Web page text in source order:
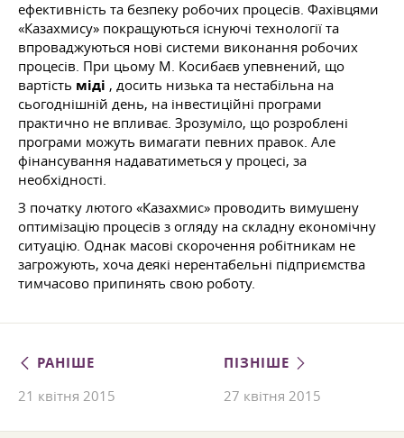
ефективність та безпеку робочих процесів. Фахівцями
«Казахмису» покращуються існуючі технології та
впроваджуються нові системи виконання робочих
процесів. При цьому М. Косибаєв упевнений, що
вартість міді , досить низька та нестабільна на
сьогоднішній день, на інвестиційні програми
практично не впливає. Зрозуміло, що розроблені
програми можуть вимагати певних правок. Але
фінансування надаватиметься у процесі, за
необхідності.
З початку лютого «Казахмис» проводить вимушену
оптимізацію процесів з огляду на складну економічну
ситуацію. Однак масові скорочення робітникам не
загрожують, хоча деякі нерентабельні підприємства
тимчасово припинять свою роботу.
РАНІШЕ
21 квітня 2015
ПІЗНІШЕ
27 квітня 2015